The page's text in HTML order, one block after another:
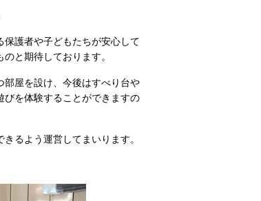
護者や子どもたちが安心して
と期待しております。
屋を設け、今後はすべり台や
を体験することができますの
るよう運営してまいります。